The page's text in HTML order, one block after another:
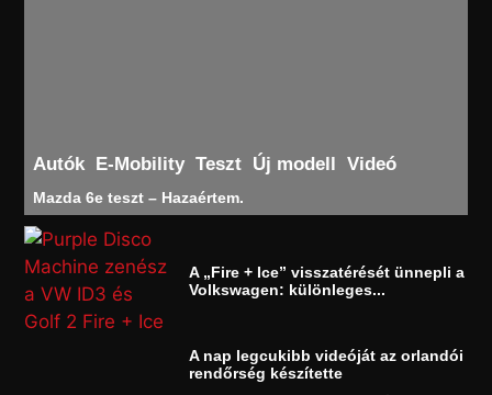
Autók E-Mobility Teszt Új modell Videó
Mazda 6e teszt – Hazaértem.
A „Fire + Ice” visszatérését ünnepli a
Volkswagen: különleges...
A nap legcukibb videóját az orlandói
rendőrség készítette